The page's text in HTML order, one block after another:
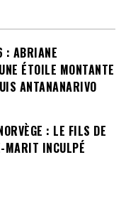
: ABRIANE
ÉTOILE MONTANTE
ANTANANARIVO
: LE FILS DE
MARIT INCULPÉ